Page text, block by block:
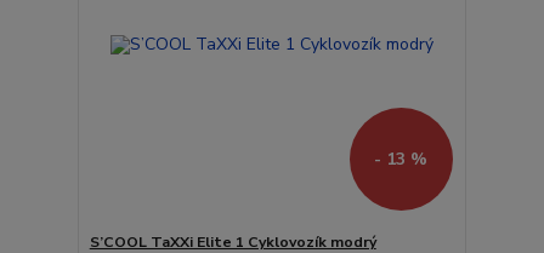
- 13 %
S’COOL TaXXi Elite 1 Cyklovozík modrý